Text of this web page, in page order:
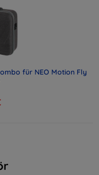
für NEO Motion Fly